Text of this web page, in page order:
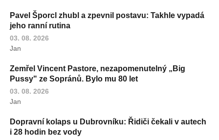
Pavel Šporcl zhubl a zpevnil postavu: Takhle vypadá
jeho ranní rutina
03. 08. 2026
Jan
Zemřel Vincent Pastore, nezapomenutelný „Big
Pussy" ze Sopránů. Bylo mu 80 let
03. 08. 2026
Jan
Dopravní kolaps u Dubrovníku: Řidiči čekali v autech
i 28 hodin bez vody